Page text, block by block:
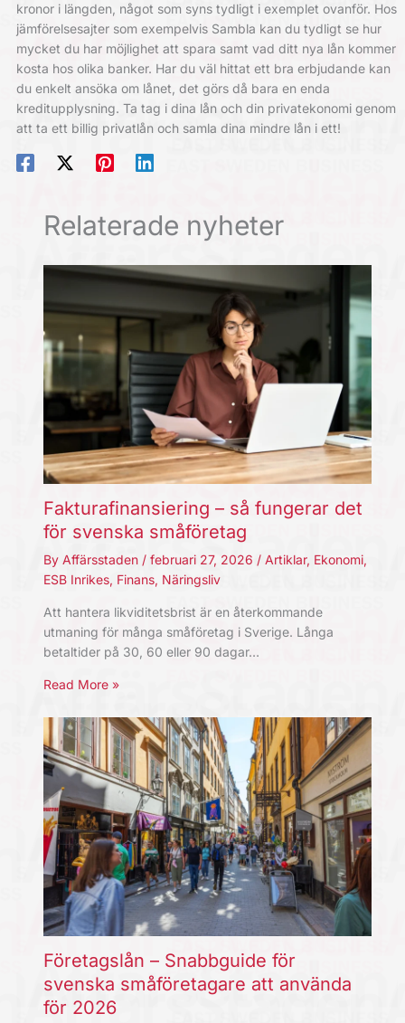
kronor i längden, något som syns tydligt i exemplet ovanför. Hos
jämförelsesajter som exempelvis Sambla kan du tydligt se hur
mycket du har möjlighet att spara samt vad ditt nya lån kommer
kosta hos olika banker. Har du väl hittat ett bra erbjudande kan
du enkelt ansöka om lånet, det görs då bara en enda
kreditupplysning. Ta tag i dina lån och din privatekonomi genom
att ta ett billig privatlån och samla dina mindre lån i ett!
Relaterade nyheter
Fakturafinansiering – så fungerar det
för svenska småföretag
By Affärsstaden / februari 27, 2026 / Artiklar, Ekonomi,
ESB Inrikes, Finans, Näringsliv
Att hantera likviditetsbrist är en återkommande
utmaning för många småföretag i Sverige. Långa
betaltider på 30, 60 eller 90 dagar…
Read More »
Företagslån – Snabbguide för
svenska småföretagare att använda
för 2026